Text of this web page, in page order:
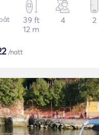
39 ft
12 m
4 2
/natt